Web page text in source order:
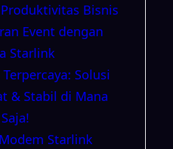
Bisnis
Event dengan
Starlink
Solusi
& Stabil di Mana
Saja!
Starlink